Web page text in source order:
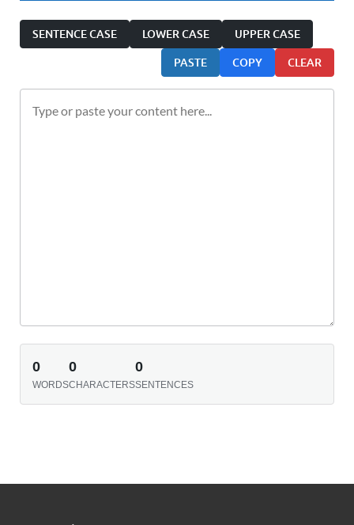
SENTENCE CASE LOWER CASE UPPER CASE
PASTE COPY CLEAR
0
WORDS
0
CHARACTERS
0
SENTENCES